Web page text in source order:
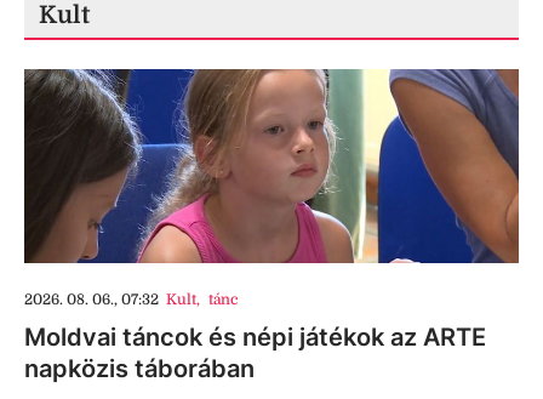
Kult
2026. 08. 06., 07:32 Kult, tánc
Moldvai táncok és népi játékok az ARTE
napközis táborában